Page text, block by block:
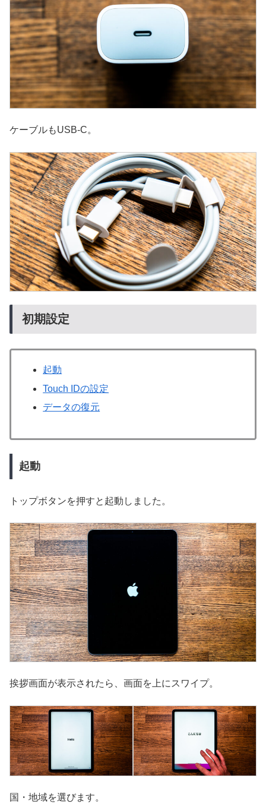
ケーブルもUSB-C。
初期設定
起動
Touch IDの設定
データの復元
起動
トップボタンを押すと起動しました。
挨拶画面が表示されたら、画面を上にスワイプ。
国・地域を選びます。